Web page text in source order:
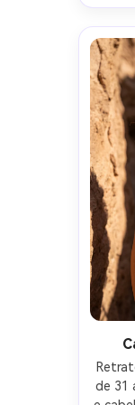
Sony
de
de 31